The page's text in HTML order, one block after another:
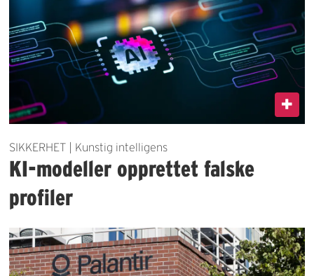
SIKKERHET | Kunstig intelligens
KI-modeller opprettet falske
profiler